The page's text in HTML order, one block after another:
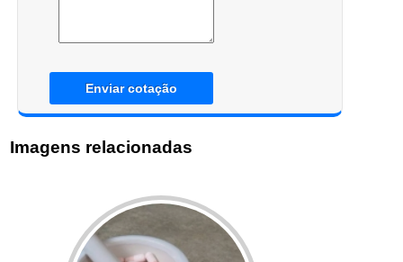
Enviar cotação
Imagens relacionadas